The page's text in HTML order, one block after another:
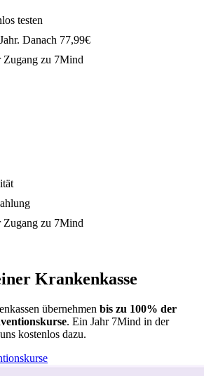
testen
Danach 77,99€
Zugang zu 7Mind
Zugang zu 7Mind
Krankenkasse
übernehmen bis zu 100% der
. Ein Jahr 7Mind in der
kostenlos dazu.